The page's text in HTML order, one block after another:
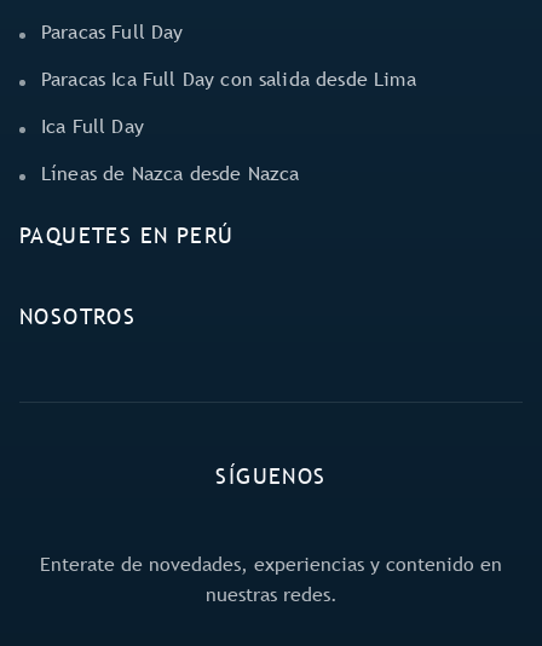
Paracas Full Day
Paracas Ica Full Day con salida desde Lima
Ica Full Day
Líneas de Nazca desde Nazca
PAQUETES EN PERÚ
NOSOTROS
SÍGUENOS
Enterate de novedades, experiencias y contenido en
nuestras redes.